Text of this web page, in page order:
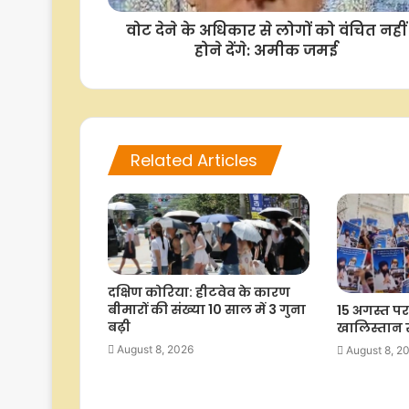
वोट देने के अधिकार से लोगों को वंचित नहीं
होने देंगे: अमीक जमई
Related Articles
दक्षिण कोरिया: हीटवेव के कारण
बीमारों की संख्या 10 साल में 3 गुना
बढ़ी
August 8, 2026
15 अगस्त
खालिस्तान
August 8,